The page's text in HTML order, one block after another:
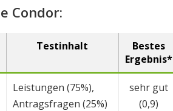
Condor:
Testinhalt
Bestes
Ergebnis*
Leistungen (75%),
Antragsfragen (25%)
sehr gut
(0,9)